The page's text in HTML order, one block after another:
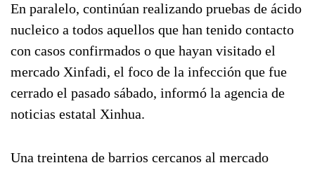
En paralelo, continúan realizando pruebas de ácido
nucleico a todos aquellos que han tenido contacto
con casos confirmados o que hayan visitado el
mercado Xinfadi, el foco de la infección que fue
cerrado el pasado sábado, informó la agencia de
noticias estatal Xinhua.
Una treintena de barrios cercanos al mercado